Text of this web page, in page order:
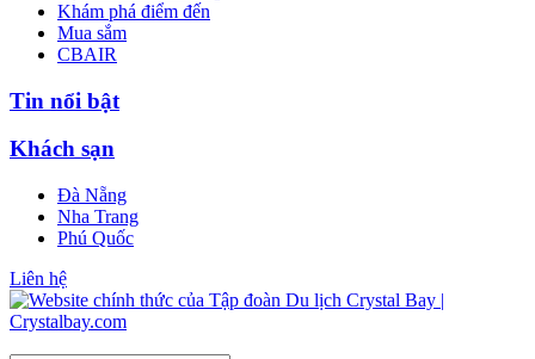
Khám phá điểm đến
Mua sắm
CBAIR
Tin nổi bật
Khách sạn
Đà Nẵng
Nha Trang
Phú Quốc
Liên hệ